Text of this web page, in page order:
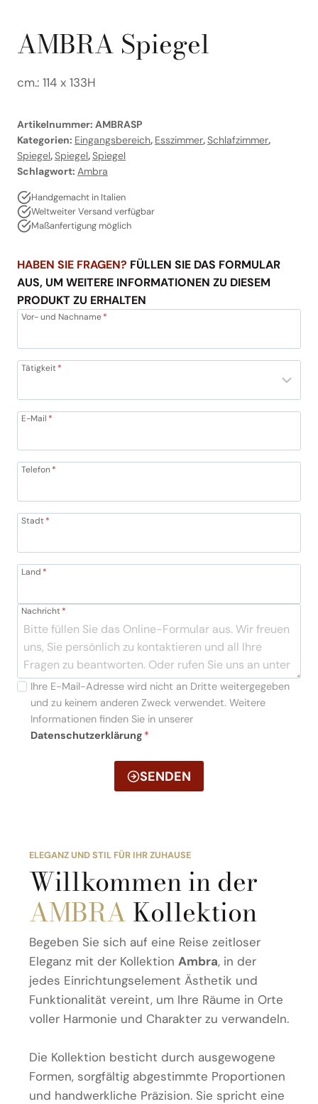
AMBRA Spiegel
cm.: 114 x 133H
Artikelnummer: AMBRASP
Kategorien: Eingangsbereich, Esszimmer,Schlafzimmer,
Spiegel,Spiegel,Spiegel
Schlagwort: Ambra
Handgemacht in Italien
Weltweiter Versand verfügbar
Maßanfertigung möglich
HABEN SIE FRAGEN? FÜLLEN SIE DAS FORMULAR
AUS, UM WEITERE INFORMATIONEN ZU DIESEM
PRODUKT ZU ERHALTEN
Vor- und Nachname*
Tätigkeit*
E-Mail *
Telefon*
Stadt*
Land *
Nachricht*
Ihre E-Mail-Adresse wird nicht an Dritte weitergegeben
und zu keinem anderen Zweck verwendet. Weitere
Informationen finden Sie in unserer
Datenschutzerklärung *
SENDEN
ELEGANZ UND STIL FÜR IHR ZUHAUSE
Willkommen in der
AMBRA Kollektion
Begeben Sie sich auf eine Reise zeitloser
Eleganz mit der Kollektion Ambra, in der
jedes Einrichtungselement Ästhetik und
Funktionalität vereint, um Ihre Räume in Orte
voller Harmonie und Charakter zu verwandeln.
Die Kollektion besticht durch ausgewogene
Formen, sorgfältig abgestimmte Proportionen
und handwerkliche Präzision. Sie spricht eine